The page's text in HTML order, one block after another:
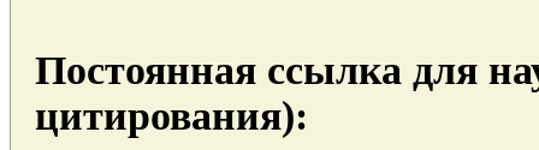
Постоянная ссылка для
цитирования):